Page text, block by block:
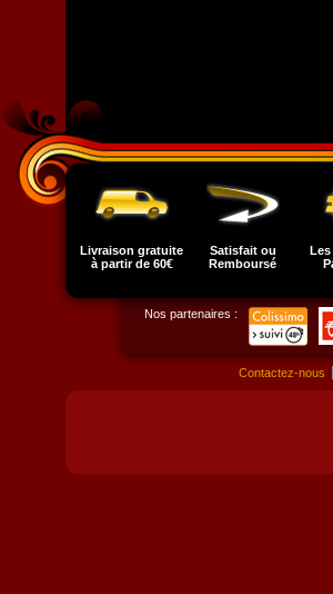
Livraison gratuite
à partir de 60€
Satisfait ou
Remboursé
Les
Nos partenaires :
Contactez-nous